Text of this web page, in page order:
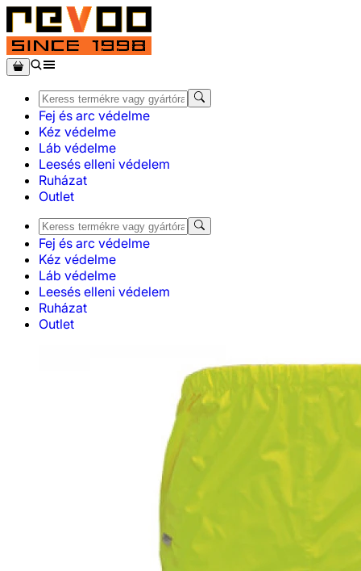
Fej és arc védelme
Kéz védelme
Láb védelme
Leesés elleni védelem
Ruházat
Outlet
Fej és arc védelme
Kéz védelme
Láb védelme
Leesés elleni védelem
Ruházat
Outlet